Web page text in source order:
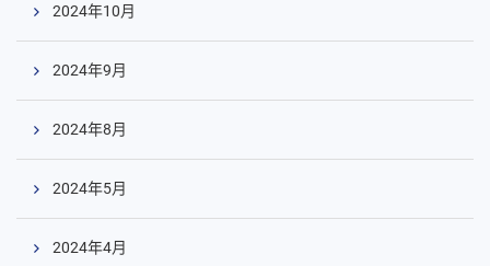
2024年10月
2024年9月
2024年8月
2024年5月
2024年4月